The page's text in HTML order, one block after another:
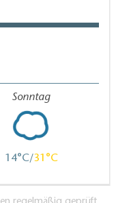
Sonntag
14 31